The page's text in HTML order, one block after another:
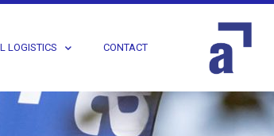
LOGISTICS CONTACT